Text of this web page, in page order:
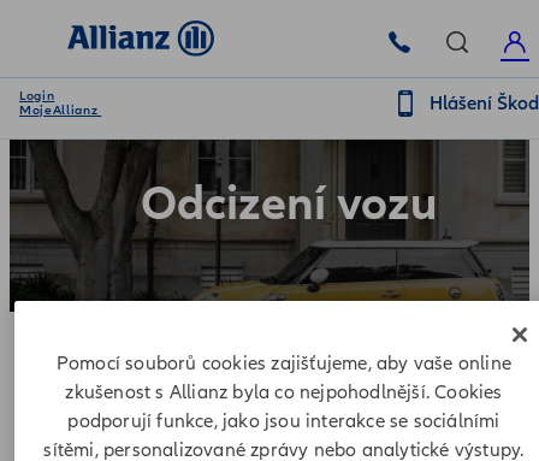
Login
MojeAllianz
Hlášení
Odcizení vozu
Krok 1 - Registrace škody a následné
Pomocí souborů cookies zajišťujeme, aby vaše online
zkušenost s Allianz byla co nejpohodlnější. Cookies
podporují funkce, jako jsou interakce se sociálními
sítěmi, personalizované zprávy nebo analytické výstupy.